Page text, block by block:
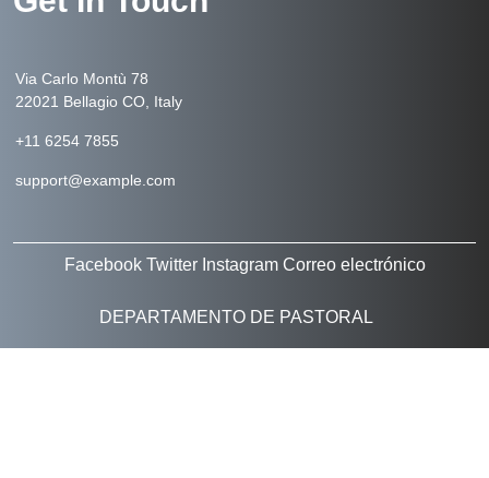
Via Carlo Montù 78
22021 Bellagio CO, Italy
+11 6254 7855
support@example.com
Facebook Twitter Instagram Correo electrónico
DEPARTAMENTO DE PASTORAL